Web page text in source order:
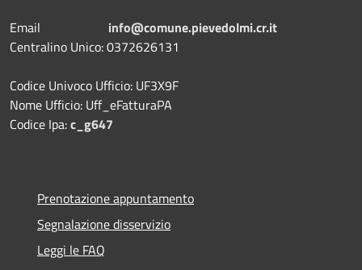
Email info@comune.pievedolmi.cr.it
Centralino Unico: 0372626131
Codice Univoco Ufficio: UF3X9F
Nome Ufficio: Uff_eFatturaPA
Codice Ipa:c_g647
Prenotazione appuntamento
Segnalazione disservizio
Leggi le FAQ